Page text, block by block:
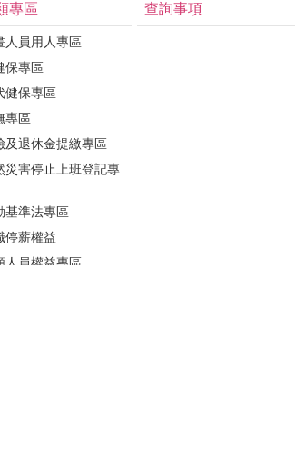
專區
人員用人專區
保專區
健保專區
專區
及退休金提繳專區
災害停止上班登記專
基準法專區
停薪權益
人員權益專區
查詢事項